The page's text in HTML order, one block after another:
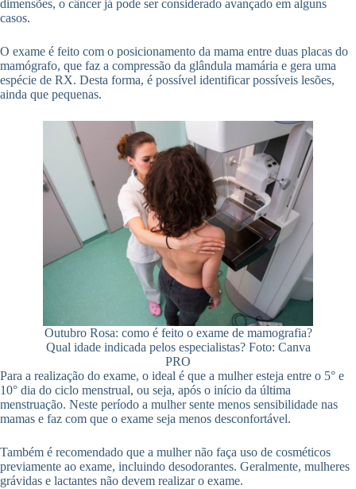
dimensões, o câncer já pode ser considerado avançado em alguns
casos.
O exame é feito com o posicionamento da mama entre duas placas do
mamógrafo, que faz a compressão da glândula mamária e gera uma
espécie de RX. Desta forma, é possível identificar possíveis lesões,
ainda que pequenas.
Outubro Rosa: como é feito o exame de mamografia?
Qual idade indicada pelos especialistas? Foto: Canva
PRO
Para a realização do exame, o ideal é que a mulher esteja entre o 5° e
10° dia do ciclo menstrual, ou seja, após o início da última
menstruação. Neste período a mulher sente menos sensibilidade nas
mamas e faz com que o exame seja menos desconfortável.
Também é recomendado que a mulher não faça uso de cosméticos
previamente ao exame, incluindo desodorantes. Geralmente, mulheres
grávidas e lactantes não devem realizar o exame.